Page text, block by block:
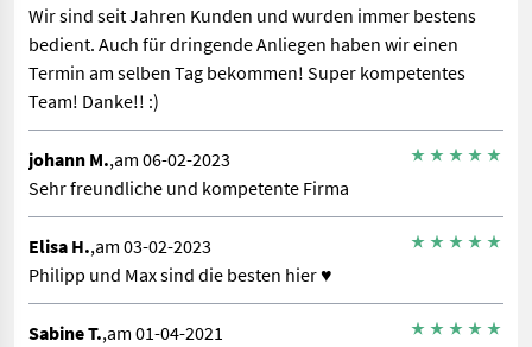
Wir sind seit Jahren Kunden und wurden immer bestens
bedient. Auch für dringende Anliegen haben wir einen
Termin am selben Tag bekommen! Super kompetentes
Team! Danke!! :)
johann M.,am 06-02-2023
Sehr freundliche und kompetente Firma
Elisa H.,am 03-02-2023
Philipp und Max sind die besten hier ♥️
Sabine T.,am 01-04-2021